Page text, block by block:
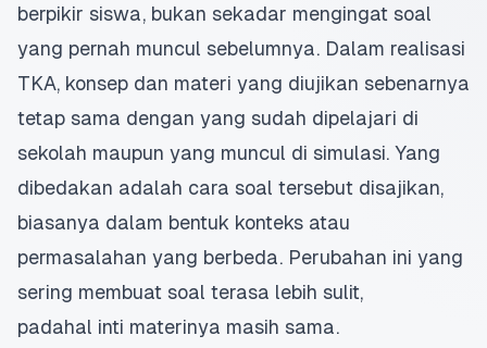
berpikir siswa, bukan sekadar mengingat soal
yang pernah muncul sebelumnya. Dalam realisasi
TKA, konsep dan materi yang diujikan sebenarnya
tetap sama dengan yang sudah dipelajari di
sekolah maupun yang muncul di simulasi. Yang
dibedakan adalah cara soal tersebut disajikan,
biasanya dalam bentuk konteks atau
permasalahan yang berbeda. Perubahan ini yang
sering membuat soal terasa lebih sulit,
padahal inti materinya masih sama.